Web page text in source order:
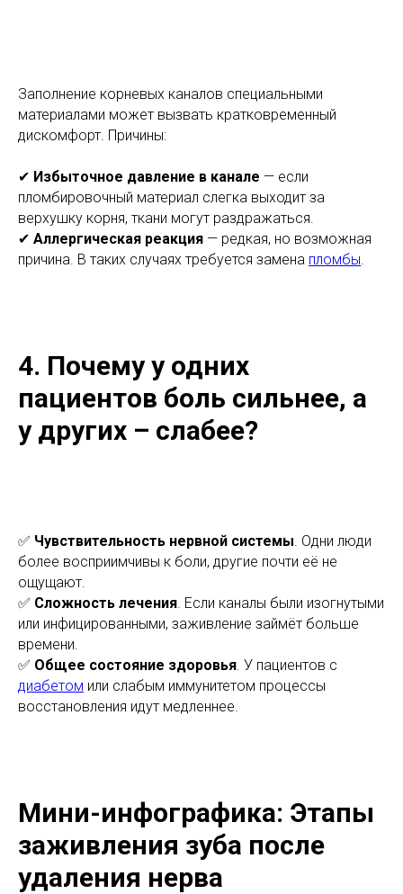
Заполнение корневых каналов специальными
материалами может вызвать кратковременный
дискомфорт. Причины:
✔ Избыточное давление в канале — если
пломбировочный материал слегка выходит за
верхушку корня, ткани могут раздражаться.
✔ Аллергическая реакция — редкая, но возможная
причина. В таких случаях требуется замена пломбы.
4. Почему у одних
пациентов боль сильнее, а
у других – слабее?
✅ Чувствительность нервной системы. Одни люди
более восприимчивы к боли, другие почти её не
ощущают.
✅ Сложность лечения. Если каналы были изогнутыми
или инфицированными, заживление займёт больше
времени.
✅ Общее состояние здоровья. У пациентов с
диабетом или слабым иммунитетом процессы
восстановления идут медленнее.
Мини-инфографика: Этапы
заживления зуба после
удаления нерва